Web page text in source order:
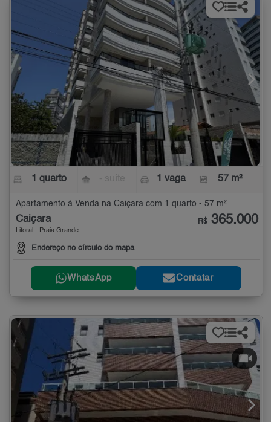
1 quarto 1 vaga 57 m²
Apartamento à Venda na Caiçara com 1 quarto - 57 m²
Caiçara
Litoral - Praia Grande
Endereço no círculo do mapa
R$ 365.000
WhatsApp Contatar